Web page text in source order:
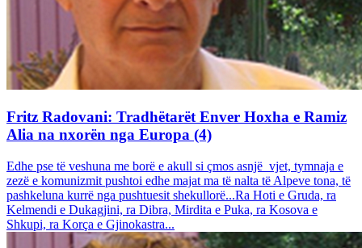
Fritz Radovani: Tradhëtarët Enver Hoxha e Ramiz
Alia na nxorën nga Europa (4)
Edhe pse të veshuna me borë e akull si çmos asnjë vjet, tymnaja e
zezë e komunizmit pushtoi edhe majat ma të nalta të Alpeve tona, të
pashkeluna kurrë nga pushtuesit shekullorë...Ra Hoti e Gruda, ra
Kelmendi e Dukagjini, ra Dibra, Mirdita e Puka, ra Kosova e
Shkupi, ra Korça e Gjinokastra...